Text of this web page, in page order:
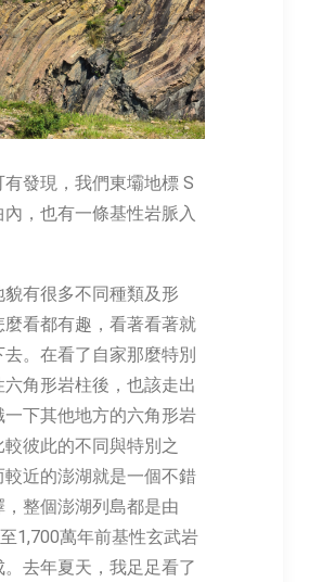
有發現，我們東壩地標 S
內，也有一條基性岩脈入
貌有很多不同種類及形
麼看都有趣，看著看著就
去。在看了自家那麼特別
六角形岩柱後，也該走出
一下其他地方的六角形岩
較彼此的不同與特別之
較近的澎湖就是一個不錯
，整個澎湖列島都是由
1,700萬年前基性玄武岩
。去年夏天，我足足看了